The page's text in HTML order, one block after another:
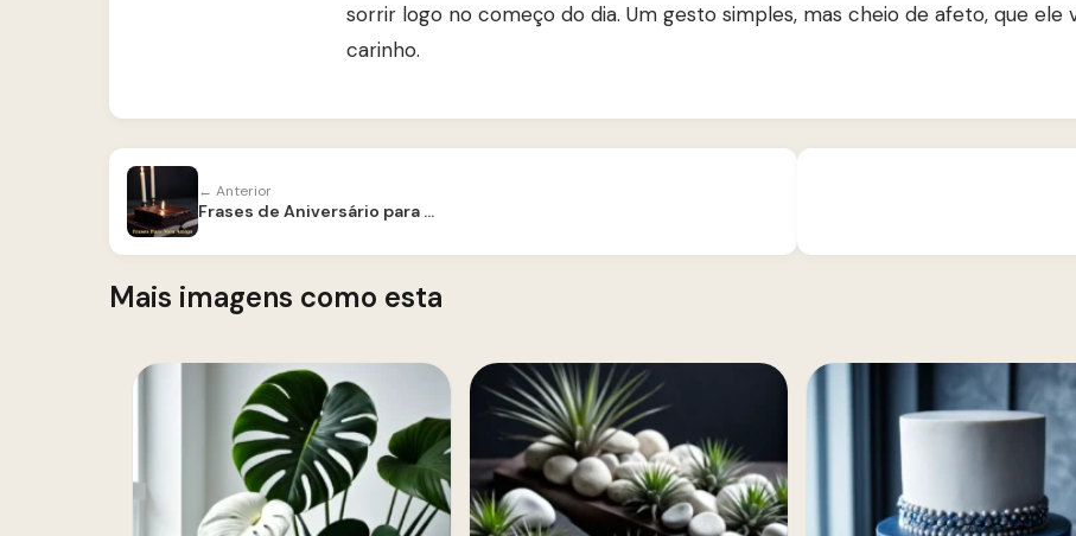
sorrir logo no começo do dia. Um gesto simples, mas cheio de afeto, que ele
carinho.
← Anterior
Frases de Aniversário para Amigo
Mais imagens como esta